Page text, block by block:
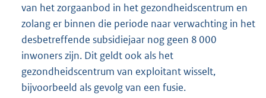
van het zorgaanbod in het gezondheidscentrum en
zolang er binnen die periode naar verwachting in het
desbetreffende subsidiejaar nog geen 8 000
inwoners zijn. Dit geldt ook als het
gezondheidscentrum van exploitant wisselt,
bijvoorbeeld als gevolg van een fusie.